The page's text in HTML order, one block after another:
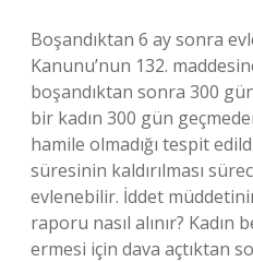
Boşandıktan 6 ay sonra
Kanunu’nun 132.
boşandıktan sonra 300
bir kadın 300 gün
hamile olmadığı tespit
süresinin kaldırılması
evlenebilir. İddet
raporu nasıl alınır?
ermesi için dava açtıktan